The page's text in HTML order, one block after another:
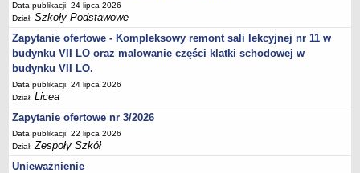
Rejestry, ewidencje, archiwa
Kontrole
PONOWNE WYKORZYSTYWANIE
Sprawozdania
Deklaracja dostępności
DEKLARACJA DOSTĘPNOŚCI
OŚWIADCZENIA MAJĄTKOWE
PONOWNE WYKORZYSTYWANIE
UDOSTĘPNIANIE INFORMACJI PUBLICZNEJ
Data publikacji: 24 lipca 2026
Dział:Szkoły Podstawowe
Zapytanie ofertowe - Kompleksowy remont sali lekcyjnej nr 11 w
budynku VII LO oraz malowanie części klatki schodowej w
budynku VII LO.
Data publikacji: 24 lipca 2026
Dział:Licea
Zapytanie ofertowe nr 3/2026
Data publikacji: 22 lipca 2026
Dział:Zespoły Szkół
Unieważnienie